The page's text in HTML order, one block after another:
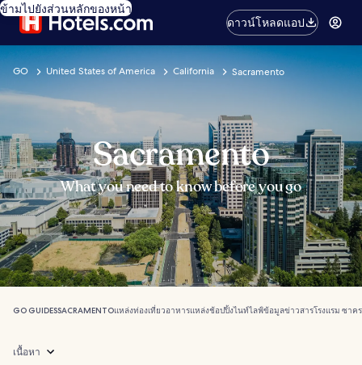
ข้ามไปยังส่วนหลักของหน้า
ดาวน์โหลดแอป
GO United States of America California Sacramento
Sacramento
What you need to know before you go
GO GUIDESSACRAMENTOแหล่งท่องเที่ยวอาหารแหล่งช้อปปิ้งไนท์ไลฟ์ข้อมูลข่าวสารโรงแรม ซาค
เนื้อหา